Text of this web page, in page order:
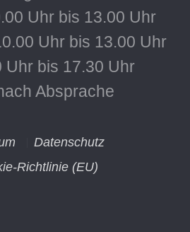
Uhr bis 13.00 Uhr
Uhr bis 13.00 Uhr
Uhr bis 17.30 Uhr
Absprache
Datenschutz
Richtlinie (EU)